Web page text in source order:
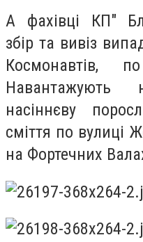
А фахівці КП"
збір та вивіз
Космонавтів,
Навантажують
насіннєву
сміття по вулиці
на Фортечних